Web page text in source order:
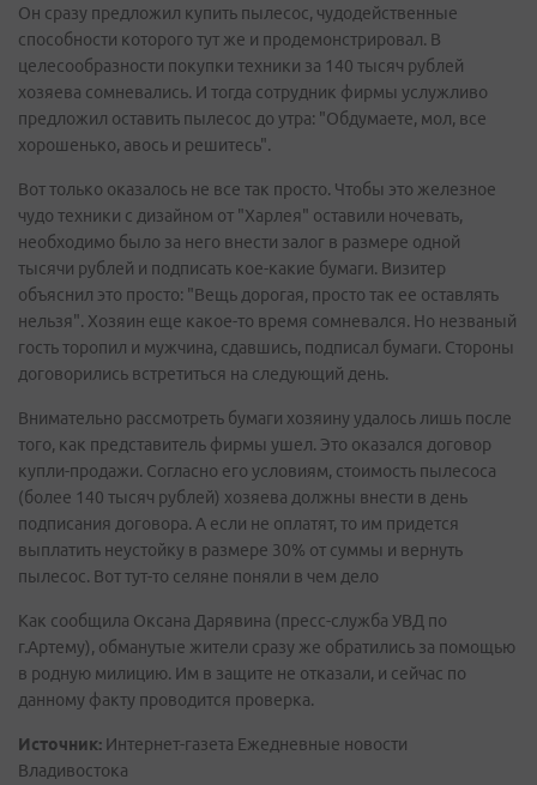
Он сразу предложил купить пылесос, чудодейственные
способности которого тут же и продемонстрировал. В
целесообразности покупки техники за 140 тысяч рублей
хозяева сомневались. И тогда сотрудник фирмы услужливо
предложил оставить пылесос до утра: "Обдумаете, мол, все
хорошенько, авось и решитесь".
Вот только оказалось не все так просто. Чтобы это железное
чудо техники с дизайном от "Харлея" оставили ночевать,
необходимо было за него внести залог в размере одной
тысячи рублей и подписать кое-какие бумаги. Визитер
объяснил это просто: "Вещь дорогая, просто так ее оставлять
нельзя". Хозяин еще какое-то время сомневался. Но незваный
гость торопил и мужчина, сдавшись, подписал бумаги. Стороны
договорились встретиться на следующий день.
Внимательно рассмотреть бумаги хозяину удалось лишь после
того, как представитель фирмы ушел. Это оказался договор
купли-продажи. Согласно его условиям, стоимость пылесоса
(более 140 тысяч рублей) хозяева должны внести в день
подписания договора. А если не оплатят, то им придется
выплатить неустойку в размере 30% от суммы и вернуть
пылесос. Вот тут-то селяне поняли в чем дело
Как сообщила Оксана Дарявина (пресс-служба УВД по
г.Артему), обманутые жители сразу же обратились за помощью
в родную милицию. Им в защите не отказали, и сейчас по
данному факту проводится проверка.
Источник: Интернет-газета Ежедневные новости
Владивостока